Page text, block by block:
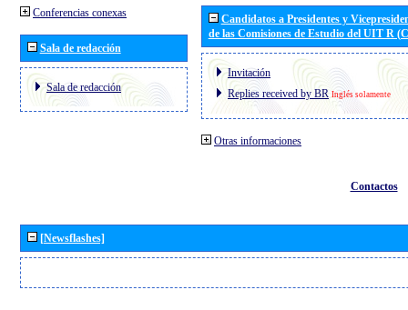
Conferencias conexas
Sala de redacción
Sala de redacción
Candidatos a Presidentes y
de las Comisiones de Estudio del UIT R
Invitación
Replies received by BR Inglés solamente
Otras informaciones
Contactos
[Newsflashes]